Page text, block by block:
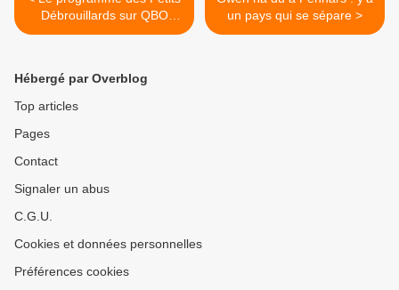
Débrouillards sur QBO
pendant les vacances
un pays qui se sépare >
Hébergé par Overblog
Top articles
Pages
Contact
Signaler un abus
C.G.U.
Cookies et données personnelles
Préférences cookies